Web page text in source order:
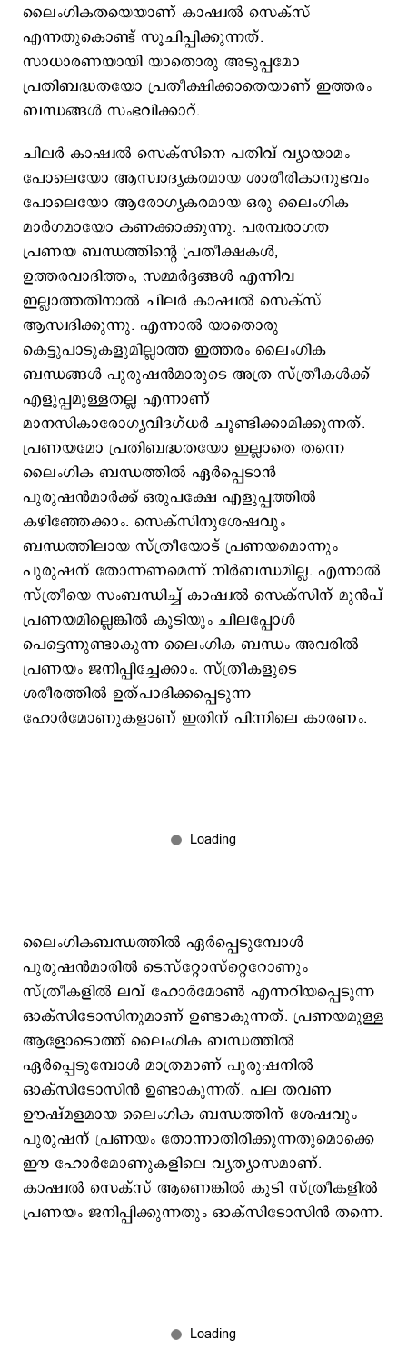
ലൈംഗികതയെയാണ് കാഷ്വല്‍ സെക്സ്
എന്നതുകൊണ്ട് സൂചിപ്പിക്കുന്നത്.
സാധാരണയായി യാതൊരു അടുപ്പമോ
പ്രതിബദ്ധതയോ പ്രതീക്ഷിക്കാതെയാണ് ഇത്തരം
ബന്ധങ്ങള്‍ സംഭവിക്കാറ്.
ചിലർ കാഷ്വൽ സെക്‌സിനെ പതിവ് വ്യായാമം
പോലെയോ ആസ്വാദ്യകരമായ ശാരീരികാനുഭവം
പോലെയോ ആരോഗ്യകരമായ ഒരു ലൈംഗിക
മാർഗമായോ കണക്കാക്കുന്നു. പരമ്പരാഗത
പ്രണയ ബന്ധത്തിന്‍റെ പ്രതീക്ഷകൾ,
ഉത്തരവാദിത്തം, സമ്മർദ്ദങ്ങൾ എന്നിവ
ഇല്ലാത്തതിനാൽ ചിലർ കാഷ്വൽ സെക്‌സ്
ആസ്വദിക്കുന്നു. എന്നാല്‍ യാതൊരു
കെട്ടുപാടുകളുമില്ലാത്ത ഇത്തരം ലൈംഗിക
ബന്ധങ്ങള്‍ പുരുഷന്‍മാരുടെ അത്ര സ്ത്രീകള്‍ക്ക്
എളുപ്പമുള്ളതല്ല എന്നാണ്
മാനസികാരോഗ്യവിദഗ്ധര്‍ ചൂണ്ടിക്കാമിക്കുന്നത്.
പ്രണയമോ പ്രതിബദ്ധതയോ ഇല്ലാതെ തന്നെ
ലൈംഗിക ബന്ധത്തില്‍ ഏര്‍പ്പെടാന്‍
പുരുഷന്‍മാര്‍ക്ക് ഒരുപക്ഷേ എളുപ്പത്തില്‍
കഴിഞ്ഞേക്കാം. സെക്സിനുശേഷവും
ബന്ധത്തിലായ സ്ത്രീയോട് പ്രണയമൊന്നും
പുരുഷന് തോന്നണമെന്ന് നിര്‍ബന്ധമില്ല. എന്നാല്‍
സ്ത്രീയെ സംബന്ധിച്ച് കാഷ്വല്‍ സെക്സിന് മുന്‍പ്
പ്രണയമില്ലെങ്കില്‍ കൂടിയും ചിലപ്പോള്‍
പെട്ടെന്നുണ്ടാകുന്ന ലൈംഗിക ബന്ധം അവരില്‍
പ്രണയം ജനിപ്പിച്ചേക്കാം. സ്ത്രീകളുടെ
ശരീരത്തില്‍ ഉത്പാദിക്കപ്പെടുന്ന
ഹോര്‍മോണുകളാണ് ഇതിന് പിന്നിലെ കാരണം.
ലൈംഗികബന്ധത്തില്‍ ഏര്‍പ്പെടുമ്പോള്‍
പുരുഷന്‍മാരില്‍ ടെസ്റ്റോസ്‌റ്റെറോണും
സ്ത്രീകളില്‍ ലവ്‌ ഹോർമോൺ എന്നറിയപ്പെടുന്ന
ഓക്സിടോസിനുമാണ് ഉണ്ടാകുന്നത്. പ്രണയമുള്ള
ആളോടൊത്ത് ലൈംഗിക ബന്ധത്തില്‍
ഏര്‍പ്പെടുമ്പോള്‍ മാത്രമാണ് പുരുഷനില്‍
ഓക്സിടോസിന്‍ ഉണ്ടാകുന്നത്. പല തവണ
ഊഷ്മളമായ ലൈംഗിക ബന്ധത്തിന്‌ ശേഷവും
പുരുഷന്‌ പ്രണയം തോന്നാതിരിക്കുന്നതുമൊക്കെ
ഈ ഹോര്‍മോണുകളിലെ വ്യത്യാസമാണ്.
കാഷ്വല്‍ സെക്‌സ് ആണെങ്കില്‍ കൂടി സ്‌ത്രീകളില്‍
പ്രണയം ജനിപ്പിക്കുന്നതും ഓക്സിടോസിന്‍ തന്നെ.